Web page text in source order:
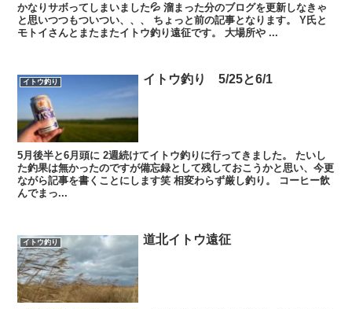
かなりサボってしまいました💦 溜まった分のブログを更新しなきゃ
と思いつつもついつい、、、 ちょっと前の記事となります。 Y氏と
モトイさんとまたまたイトウ釣り遠征です。 大場所や ...
イトウ釣り イトウ釣り 5/25と6/1
5月後半と6月頭に 2週続けてイトウ釣りに行ってきました。 たいし
た釣果は無かったのですが備忘録として残しておこうかと思い、今更
ながら記事を書くことにします笑 相変わらず厳し釣り。 コーヒー飲
んでまっ...
イトウ釣り 道北イトウ遠征